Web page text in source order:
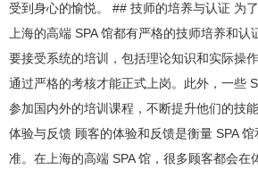
受到身心的愉悦。 ## 技师的培养与认证 为
上海的高端 SPA 馆都有严格的技师培养和认
要接受系统的培训，包括理论知识和实际操
通过严格的考核才能正式上岗。此外，一些
参加国内外的培训课程，不断提升他们的技
体验与反馈 顾客的体验和反馈是衡量 SPA
准。在上海的高端 SPA 馆，很多顾客都会在